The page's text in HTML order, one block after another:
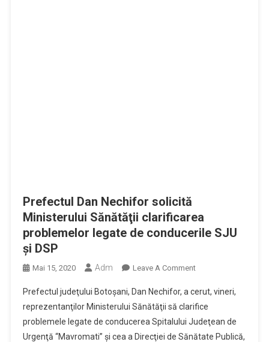
Prefectul Dan Nechifor solicită
Ministerului Sănătăţii clarificarea
problemelor legate de conducerile SJU
şi DSP
Mai 15, 2020 Adm Leave A CommentOn
Dan
Nechifor
Solicită
Ministerului
Prefectul judeţului Botoşani, Dan Nechifor, a cerut, vineri,
reprezentanţilor Ministerului Sănătăţii să clarifice
problemele legate de conducerea Spitalului Judeţean de
Urgenţă “Mavromati” şi cea a Direcţiei de Sănătate Publică,